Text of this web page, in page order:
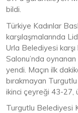
bildi.
Türkiye Kadınlar
karşılaşmalarında
Urla Belediyesi karşı
Salonu’nda oynanan
yendi. Maçın ilk
bırakmayan
ikinci çeyreği 43-27,
Turgutlu Belediyesi